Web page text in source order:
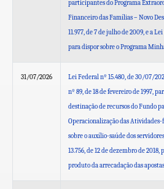
participantes do Programa
Financeiro das Famílias – Novo
11.977, de 7 de julho de 2009, e a
para dispor sobre o Programa
31/07/2026
Lei Federal nº 15.480, de 30/07/
nº 89, de 18 de fevereiro de 1997,
destinação de recursos do Fundo
Operacionalização das
sobre o auxílio-saúde dos
13.756, de 12 de dezembro de
produto da arrecadação das